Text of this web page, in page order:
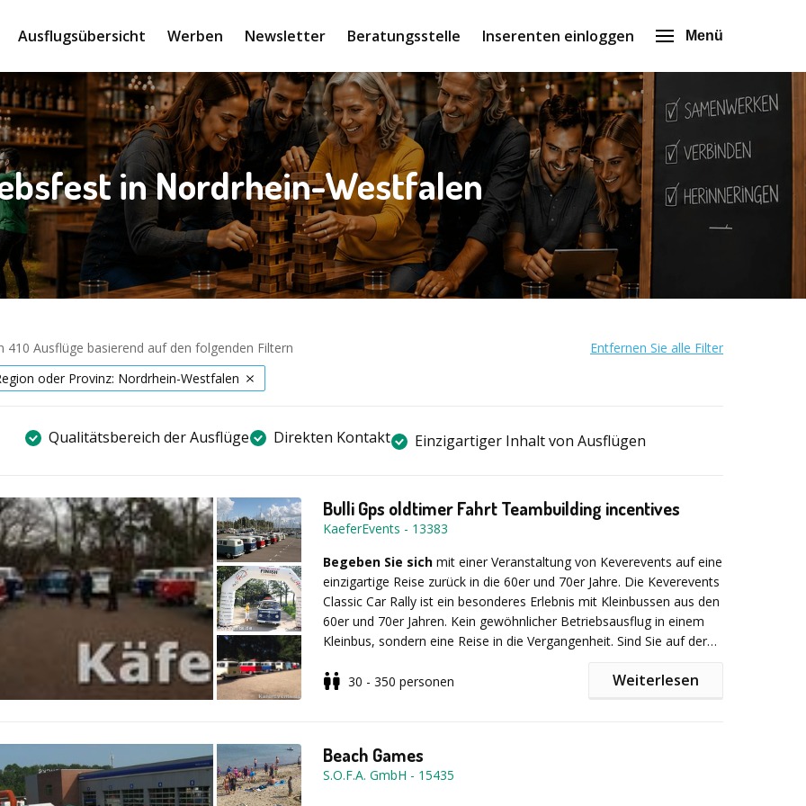
Ausflugsübersicht Werben Newsletter Beratungsstelle Inserenten einloggen Menü
in Nordrhein-Westfalen
410 Ausflüge basierend auf den folgenden Filtern
Entfernen Sie alle Filter
oder Provinz: Nordrhein-Westfalen
Qualitätsbereich der Ausflüge Direkten Kontakt Einzigartiger Inhalt von Ausflügen
Bulli Gps oldtimer Fahrt Teambuilding incentives
KaeferEvents - 13383
Begeben Sie sich mit einer Veranstaltung von Keverevents auf eine
einzigartige Reise zurück in die 60er und 70er Jahre. Die Keverevents
Classic Car Rally ist ein besonderes Erlebnis mit Kleinbussen aus den
60er und 70er Jahren. Kein gewöhnlicher Betriebsausflug in einem
Kleinbus, sondern eine Reise in die Vergangenheit. Sind Sie auf der
Teambuilding-Event? Dann ist eine Oldtimer-Rallye von Beetle –
Roadbooks auf eine anspruchsvolle Reise in einem nostalgischen
Käfer-Cabriolet oder einem 6- bis 8-sitzigen VW Transporter T1.
Unsere Qualität liegt in der individuellen Planung Ihrer Veranstaltung.
30 - 350 personen Weiterlesen
Beach Games
S.O.F.A. GmbH - 15435